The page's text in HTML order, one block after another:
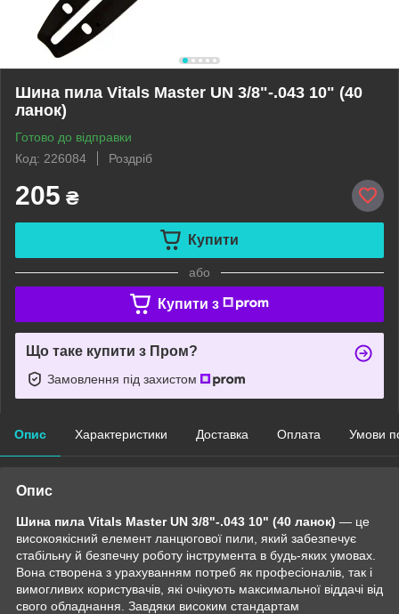
Шина пила Vitals Master UN 3/8"-.043 10" (40
ланок)
Готово до відправки
Код: 226084
Роздріб
205 ₴
Купити
або
Купити з
Що таке купити з Пром?
Замовлення під захистом
Опис Характеристики Доставка Оплата Умови
Опис
Шина пила Vitals Master UN 3/8"-.043 10" (40 ланок) — це
високоякісний елемент ланцюгової пили, який забезпечує
стабільну й безпечну роботу інструмента в будь-яких умовах.
Вона створена з урахуванням потреб як професіоналів, так і
вимогливих користувачів, які очікують максимальної віддачі від
свого обладнання. Завдяки високим стандартам